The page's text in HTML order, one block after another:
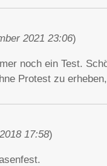
2021 23:06)
noch ein Test.
Protest zu
17:58)